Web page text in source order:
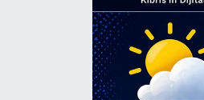
Gündem